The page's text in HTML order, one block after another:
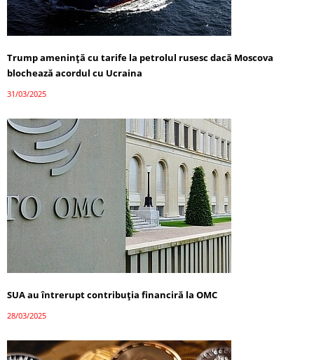
Trump amenință cu tarife la petrolul rusesc dacă Moscova
blochează acordul cu Ucraina
31/03/2025
SUA au întrerupt contribuția financiră la OMC
28/03/2025